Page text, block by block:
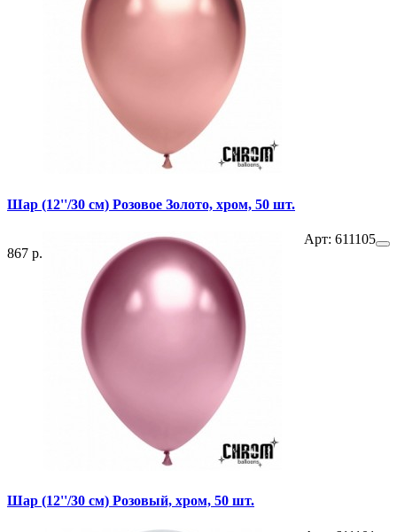
Шар (12''/30 см) Розовое Золото, хром, 50 шт.
867 р.
Арт: 611105
Шар (12''/30 см) Розовый, хром, 50 шт.